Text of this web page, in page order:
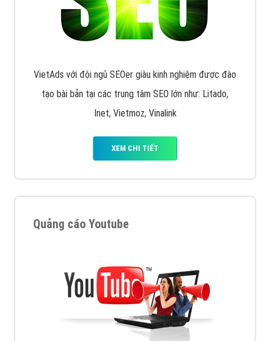
VietAds với đội ngũ SEOer giàu kinh nghiệm được đào
tạo bài bản tại các trung tâm SEO lớn như: Litado,
Inet, Vietmoz, Vinalink
XEM CHI TIẾT
Quảng cáo Youtube